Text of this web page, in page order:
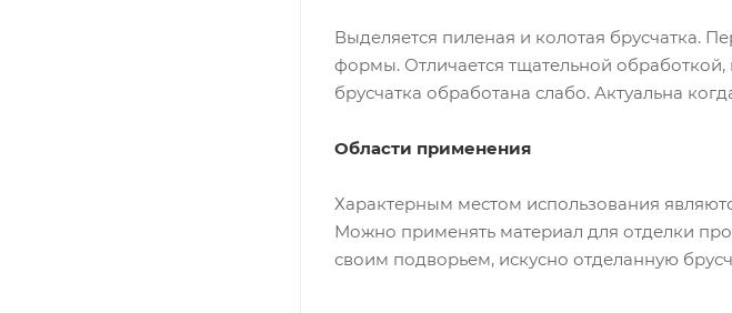
Выделяется пиленая и колотая брусчатка.
формы. Отличается тщательной
брусчатка обработана слабо. Актуальна
Области применения
Характерным местом использования
Можно применять материал для отделки
своим подворьем, искусно отделанную